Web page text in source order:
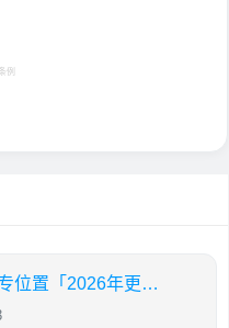
条例
成都市铁路卫生学校五年制大专位置「2026年更新」